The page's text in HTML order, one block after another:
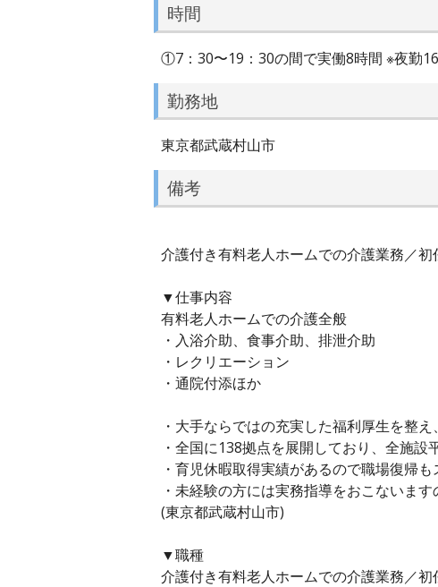
時間
①7：30〜19：30の間で実働8時間 ※夜勤
勤務地
東京都武蔵村山市
備考
介護付き有料老人ホームでの介護業務／
▼仕事内容
有料老人ホームでの介護全般
・入浴介助、食事介助、排泄介助
・レクリエーション
・通院付添ほか
・大手ならではの充実した福利厚生を整
・全国に138拠点を展開しており、全施
・育児休暇取得実績があるので職場復帰
・未経験の方には実務指導をおこないま
(東京都武蔵村山市)
▼職種
介護付き有料老人ホームでの介護業務／